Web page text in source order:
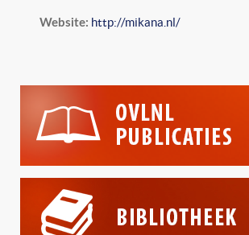
Website: http://mikana.nl/